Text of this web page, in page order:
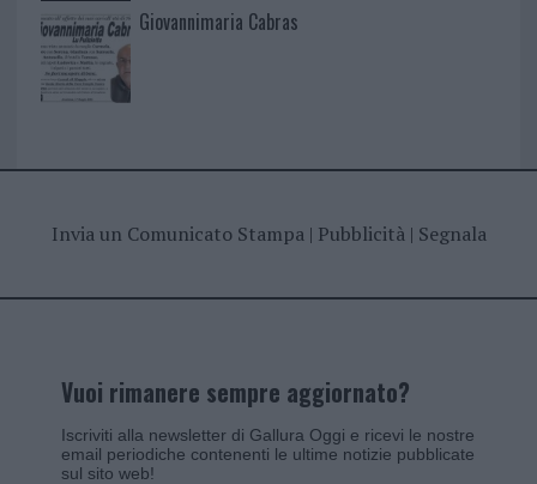
Giovannimaria Cabras
Invia un Comunicato Stampa| Pubblicità| Segnala
Vuoi rimanere sempre aggiornato?
Iscriviti alla newsletter di Gallura Oggi e ricevi le nostre
email periodiche contenenti le ultime notizie pubblicate
sul sito web!